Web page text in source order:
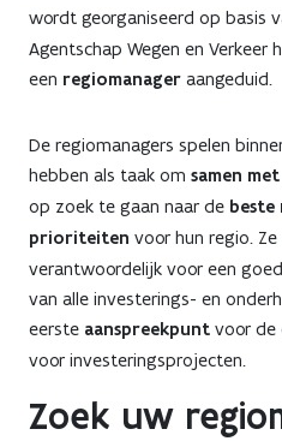
wordt georganiseerd op basis
Agentschap Wegen en
een regiomanager aangeduid.
De regiomanagers spelen
hebben als taak om samen
op zoek te gaan naar de beste
prioriteiten voor hun regio.
verantwoordelijk voor een
van alle investerings- en
eerste aanspreekpunt voor de
voor investeringsprojecten.
Zoek uw